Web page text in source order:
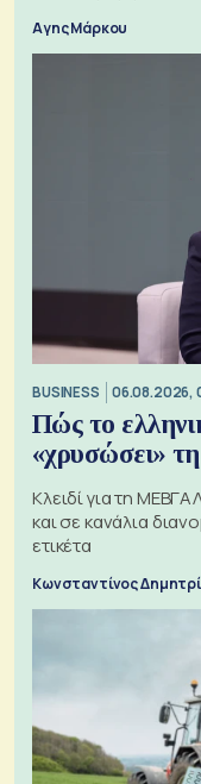
Αγης Μάρκου
BUSINESS 06.08.2026,
Πώς το
«χρυσώσει»
Κλειδί για τη
και σε κανάλια
ετικέτα
Κωνσταντίνος